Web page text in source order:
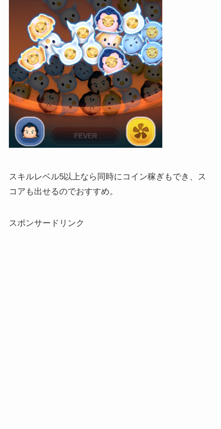
スキルレベル5以上なら同時にコイン稼ぎもでき、ス
コアも出せるのでおすすめ。
スポンサードリンク